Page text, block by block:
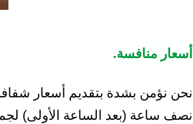
أسعار منافسة.
نحن نؤمن بشدة بتقديم أسعار
نصف ساعة (بعد الساعة الأولى)